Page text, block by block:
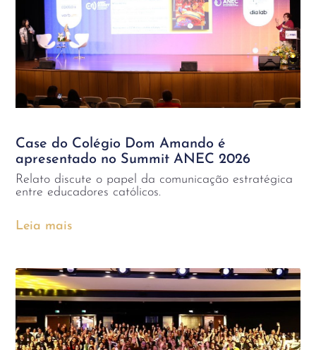
Case do Colégio Dom Amando é
apresentado no Summit ANEC 2026
Relato discute o papel da comunicação estratégica
entre educadores católicos.
Leia mais